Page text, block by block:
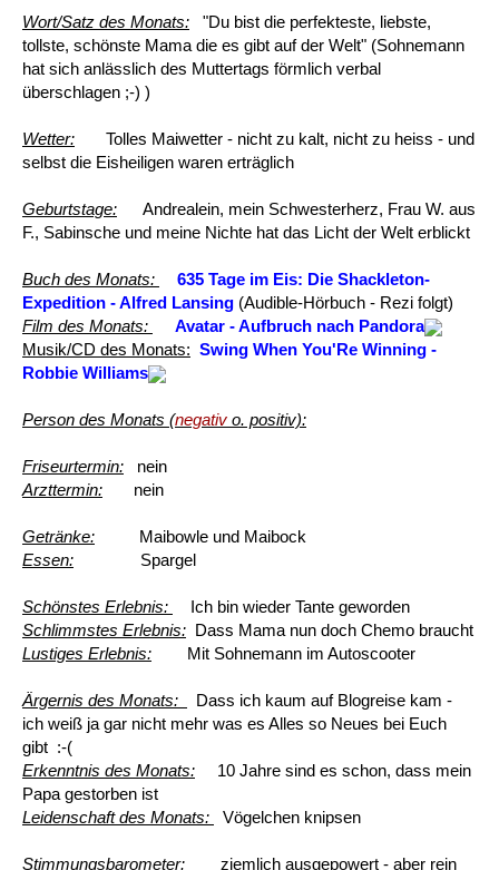
Wort/Satz des Monats: "Du bist die perfekteste, liebste,
tollste, schönste Mama die es gibt auf der Welt" (Sohnemann
hat sich anlässlich des Muttertags förmlich verbal
überschlagen ;-) )
Wetter: Tolles Maiwetter - nicht zu kalt, nicht zu heiss - und
selbst die Eisheiligen waren erträglich
Geburtstage: Andrealein, mein Schwesterherz, Frau W. aus
F., Sabinsche und meine Nichte hat das Licht der Welt erblickt
Buch des Monats:
635 Tage im Eis: Die Shackleton-
Expedition - Alfred Lansing (Audible-Hörbuch - Rezi folgt)
Film des Monats:
Avatar - Aufbruch nach Pandora
Musik/CD des Monats: Swing When You'Re Winning -
Robbie Williams
Person des Monats (negativ o. positiv):
Friseurtermin: nein
Arzttermin: nein
Getränke: Maibowle und Maibock
Essen: Spargel
Schönstes Erlebnis:
Ich bin wieder Tante geworden
Schlimmstes Erlebnis: Dass Mama nun doch Chemo braucht
Lustiges Erlebnis: Mit Sohnemann im Autoscooter
Ärgernis des Monats:
Dass ich kaum auf Blogreise kam -
ich weiß ja gar nicht mehr was es Alles so Neues bei Euch
gibt :-(
Erkenntnis des Monats: 10 Jahre sind es schon, dass mein
Papa gestorben ist
Leidenschaft des Monats:
Vögelchen knipsen
Stimmungsbarometer: ziemlich ausgepowert - aber rein